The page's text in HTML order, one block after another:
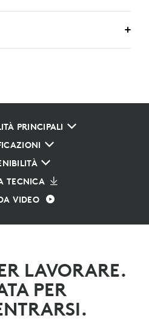
PRINCIPALI
TECNICA
VIDEO
LAVORARE.
PER